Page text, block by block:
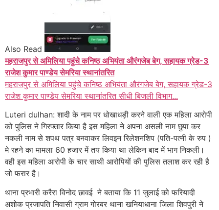
Also Read
महराजपुर से अमिलिया पहुंचे कनिष्ठ अभियंता औरंगजेब बेग, सहायक ग्रेड-3
राजेश कुमार पाण्डेय सेमरिया स्थानांतरित
महराजपुर से अमिलिया पहुंचे कनिष्ठ अभियंता औरंगजेब बेग, सहायक ग्रेड-3
राजेश कुमार पाण्डेय सेमरिया स्थानांतरित सीधी बिजली विभाग...
Luteri dulhan: शादी के नाम पर धोखाधड़ी करने वाली एक महिला आरोपी
को पुलिस ने गिरफ्तार किया है इस महिला ने अपना असली नाम छुपा कर
नकली नाम से शपथ पत्र बनवाकर लिवइन रिलेशनशिप (पति-पत्नी के रुप )
मे रहने का मामला 60 हजार में तय किया था लेकिन बाद में भाग निकली।
वही इस महिला आरोपी के चार साथी आरोपियों की पुलिस तलाश कर रही है
जो फरार है।
थाना प्रभारी करैरा विनोद छावई ने बताया कि 11 जुलाई को फरियादी
अशोक प्रजापति निवासी ग्राम गोरबर थाना खनियाधाना जिला शिवपुरी ने